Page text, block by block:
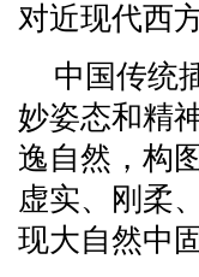
对近现代西
中国传统
妙姿态和精
逸自然，构
虚实、刚柔
现大自然中